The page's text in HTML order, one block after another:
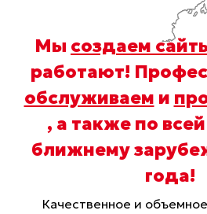
Мы создаем
работают!
обслуживаем и
, а также по
ближнему
года!
Качественное и